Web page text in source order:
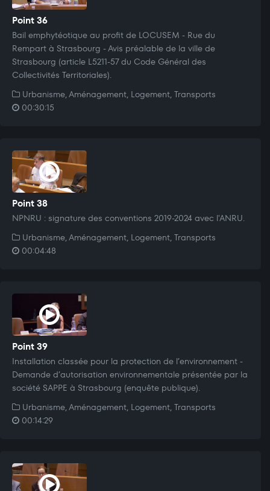
Point 36
Bail emphytéotique au profit de LOCUSEM - Rue du
Rempart à Strasbourg - Avis préalable de la ville de
Strasbourg (article L5211-57 du Code Général des
Collectivités Territoriales).
Urbanisme, Aménagement, Logement, Transports
00:30:15
Point 38
NPNRU : signature des conventions 2019-2024 avec l'ANRU.
Urbanisme, Aménagement, Logement, Transports
00:04:48
Point 39
Installation classée pour la protection de l’environnement -
Demande d’autorisation environnementale présentée par la
société SAPPE à Strasbourg (enquête publique).
Urbanisme, Aménagement, Logement, Transports
00:14:29